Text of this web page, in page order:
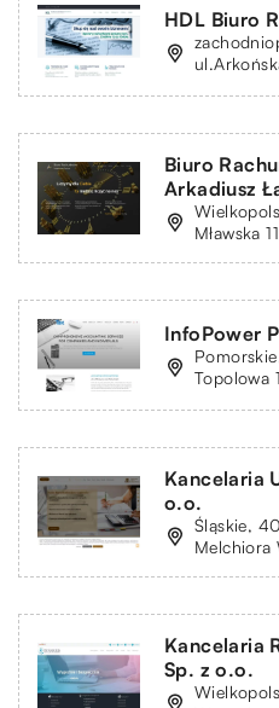
HDL Biuro
Biuro
Arkadiusz
Mławska 11
InfoPower
Topolowa
Kancelaria
o.o.
Śląskie,
Melchiora
Kancelaria
Sp. z o.o.